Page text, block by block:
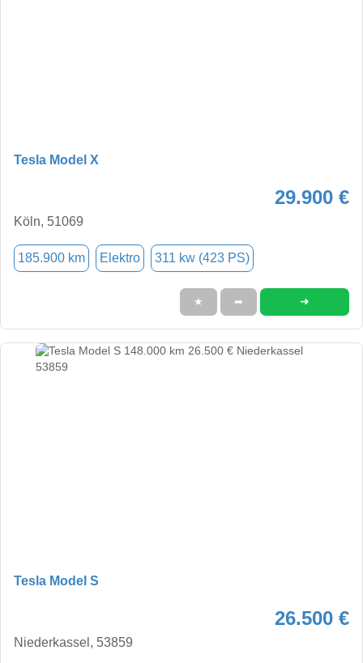
Tesla Model X
29.900 €
Köln, 51069
185.900 km Elektro 311 kw (423 PS)
★ ➦ ➜
Tesla Model S
26.500 €
Niederkassel, 53859